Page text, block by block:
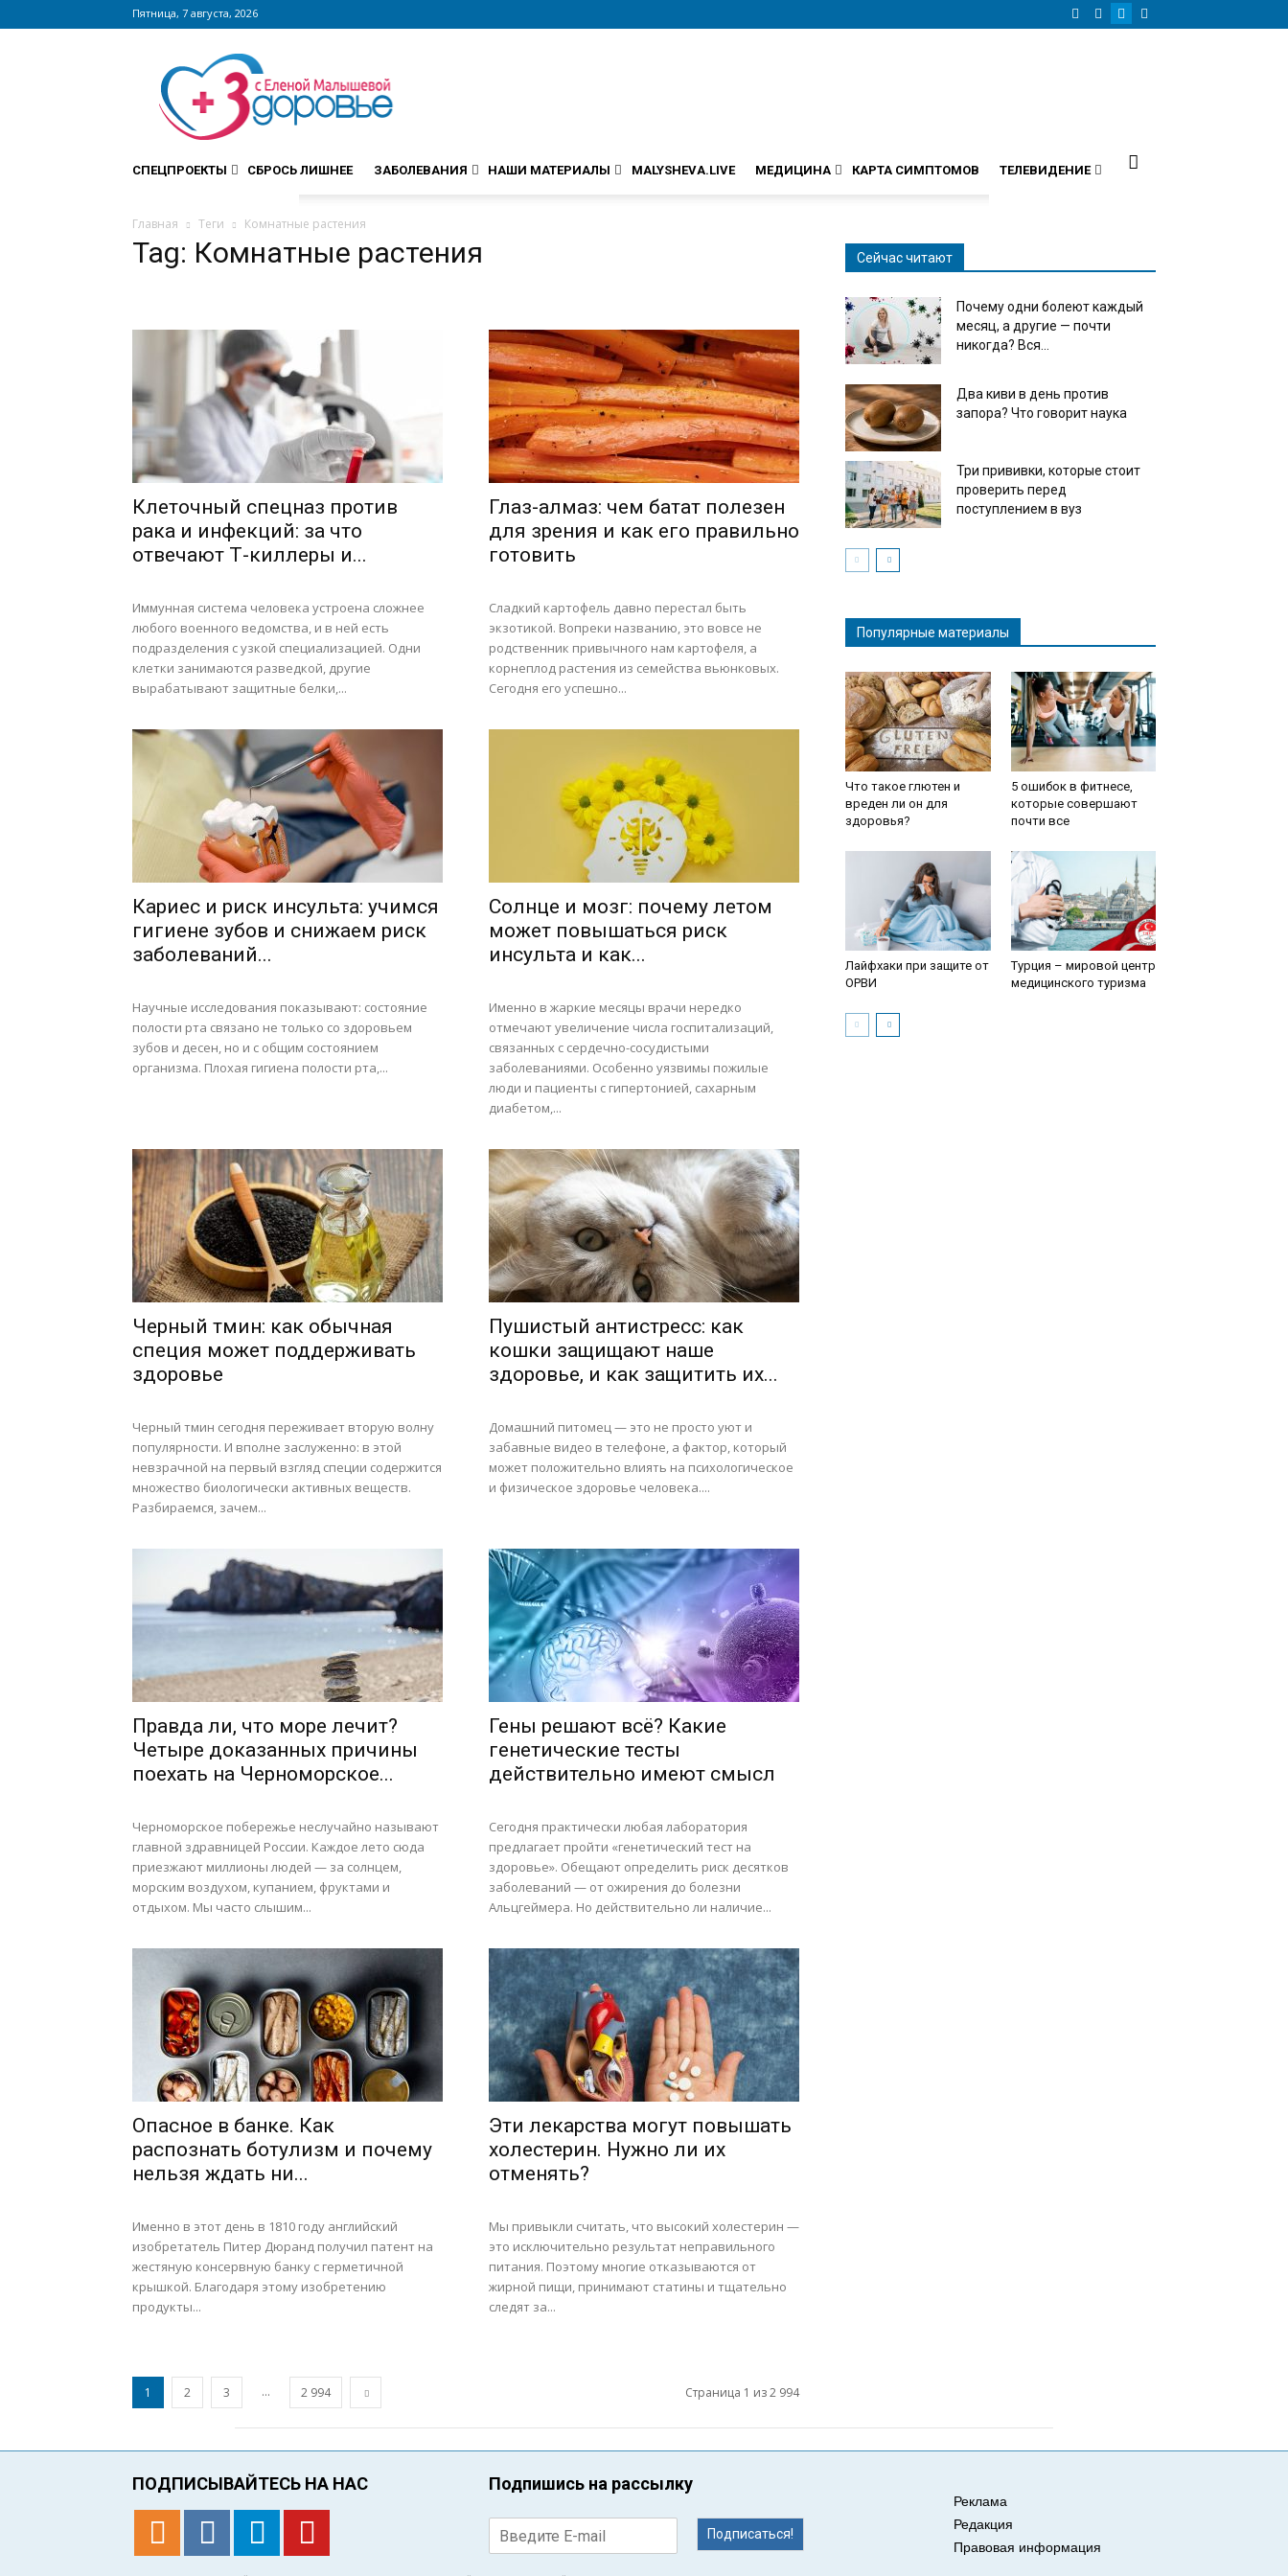
Пятница, 7 августа, 2026
Сайт
zdorovieinfo.ru
крупнейший
медицинский
интернет-
СПЕЦПРОЕКТЫ СБРОСЬ ЛИШНЕЕ ЗАБОЛЕВАНИЯ НАШИ МАТЕРИАЛЫ MALYSHEVA.LIVE МЕДИЦИНА КАРТА СИМПТОМОВ ТЕЛЕВИДЕНИЕ
Главная Теги Комнатные растения
Tag: Комнатные растения
Клеточный спецназ против
рака и инфекций: за что
отвечают Т-киллеры и...
Иммунная система человека устроена сложнее
любого военного ведомства, и в ней есть
подразделения с узкой специализацией. Одни
клетки занимаются разведкой, другие
вырабатывают защитные белки,...
Глаз-алмаз: чем батат полезен
для зрения и как его правильно
готовить
Сладкий картофель давно перестал быть
экзотикой. Вопреки названию, это вовсе не
родственник привычного нам картофеля, а
корнеплод растения из семейства вьюнковых.
Сегодня его успешно...
Кариес и риск инсульта: учимся
гигиене зубов и снижаем риск
заболеваний...
Научные исследования показывают: состояние
полости рта связано не только со здоровьем
зубов и десен, но и с общим состоянием
организма. Плохая гигиена полости рта,...
Солнце и мозг: почему летом
может повышаться риск
инсульта и как...
Именно в жаркие месяцы врачи нередко
отмечают увеличение числа госпитализаций,
связанных с сердечно-сосудистыми
заболеваниями. Особенно уязвимы пожилые
люди и пациенты с гипертонией, сахарным
диабетом,...
Черный тмин: как обычная
специя может поддерживать
здоровье
Черный тмин сегодня переживает вторую волну
популярности. И вполне заслуженно: в этой
невзрачной на первый взгляд специи содержится
множество биологически активных веществ.
Разбираемся, зачем...
Пушистый антистресс: как
кошки защищают наше
здоровье, и как защитить их...
Домашний питомец — это не просто уют и
забавные видео в телефоне, а фактор, который
может положительно влиять на психологическое
и физическое здоровье человека....
Правда ли, что море лечит?
Четыре доказанных причины
поехать на Черноморское...
Черноморское побережье неслучайно называют
главной здравницей России. Каждое лето сюда
приезжают миллионы людей — за солнцем,
морским воздухом, купанием, фруктами и
отдыхом. Мы часто слышим...
Гены решают всё? Какие
генетические тесты
действительно имеют смысл
Сегодня практически любая лаборатория
предлагает пройти «генетический тест на
здоровье». Обещают определить риск десятков
заболеваний — от ожирения до болезни
Альцгеймера. Но действительно ли наличие...
Опасное в банке. Как
распознать ботулизм и почему
нельзя ждать ни...
Именно в этот день в 1810 году английский
изобретатель Питер Дюранд получил патент на
жестяную консервную банку с герметичной
крышкой. Благодаря этому изобретению
продукты...
Эти лекарства могут повышать
холестерин. Нужно ли их
отменять?
Мы привыкли считать, что высокий холестерин —
это исключительно результат неправильного
питания. Поэтому многие отказываются от
жирной пищи, принимают статины и тщательно
следят за...
1 2 3 ... 2 994 Страница 1 из 2 994
Сейчас читают
Почему одни болеют каждый
месяц, а другие — почти
никогда? Вся...
Два киви в день против
запора? Что говорит наука
Три прививки, которые стоит
проверить перед
поступлением в вуз
Популярные материалы
Что такое глютен и
вреден ли он для
здоровья?
5 ошибок в фитнесе,
которые совершают
почти все
Лайфхаки при защите от
ОРВИ
Турция – мировой центр
медицинского туризма
ПОДПИСЫВАЙТЕСЬ НА НАС Подпишись на рассылку
Подписаться!
Реклама
Редакция
Правовая информация